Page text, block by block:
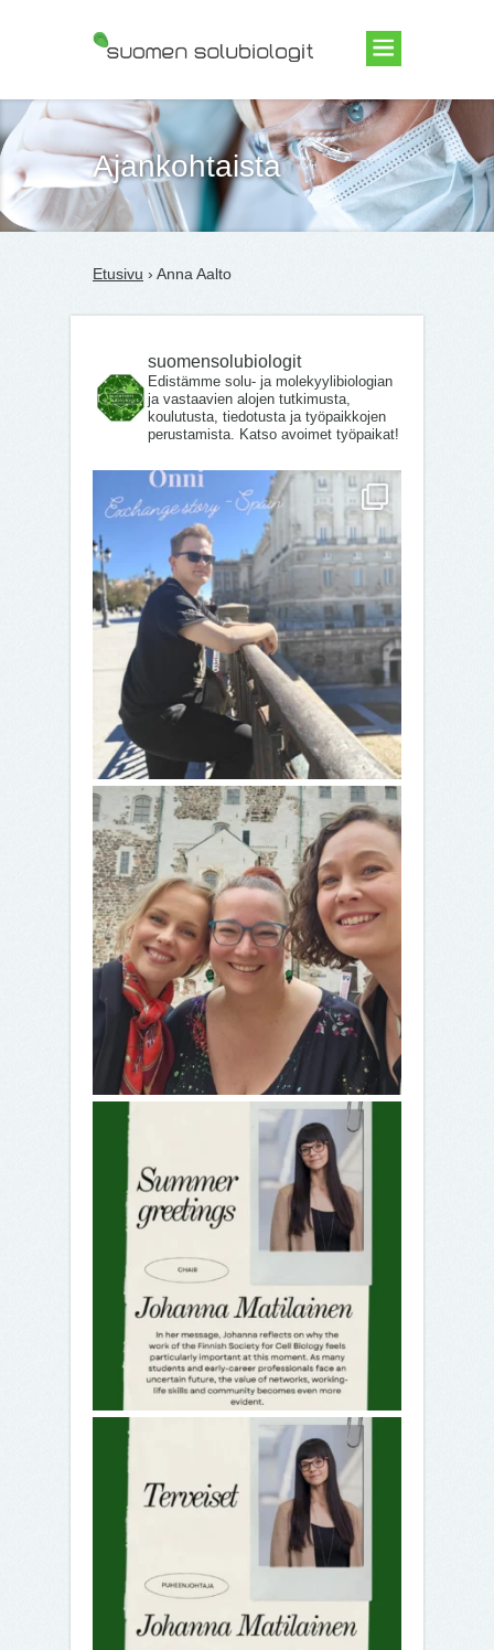
Suomen Solubiologit ry
Ajankohtaista
Etusivu › Anna Aalto
suomensolubiologit
Edistämme solu- ja molekyylibiologian
ja vastaavien alojen tutkimusta,
koulutusta, tiedotusta ja työpaikkojen
perustamista. Katso avoimet työpaikat!